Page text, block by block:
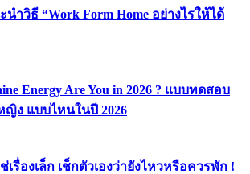
นำวิธี “Work Form Home อย่างไรให้ได้
Energy Are You in 2026 ? แบบทดสอบ
ง แบบไหนในปี 2026
เรื่องเล็ก เช็กตัวเองว่ายังไหวหรือควรพัก !